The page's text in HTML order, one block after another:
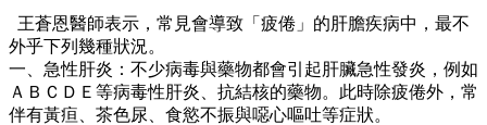
王蒼恩醫師表示，常見會導致「疲倦」的肝膽疾病中，最不
外乎下列幾種狀況。
一、急性肝炎：不少病毒與藥物都會引起肝臟急性發炎，例如
ＡＢＣＤＥ等病毒性肝炎、抗結核的藥物。此時除疲倦外，常
伴有黃疸、茶色尿、食慾不振與噁心嘔吐等症狀。